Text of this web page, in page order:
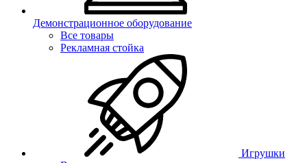
Демонстрационное оборудование
Все товары
Рекламная стойка
Игрушки